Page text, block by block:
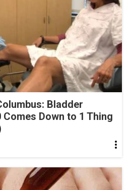
Bladder
Down to 1 Thing